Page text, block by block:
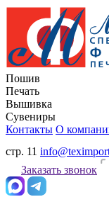
Пошив
Печать
Вышивка
Сувениры
Контакты О
стр. 11
Заказать звонок